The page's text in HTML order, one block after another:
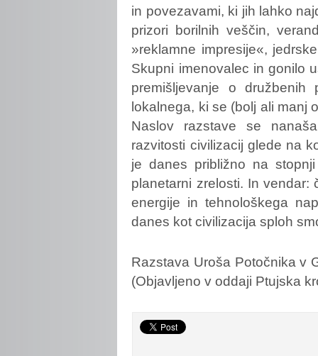
in povezavami, ki jih lahko
prizori borilnih veščin,
»reklamne impresije«,
Skupni imenovalec in gonilo
premišljevanje o družbenih
lokalnega, ki se (bolj ali manj
Naslov razstave se
razvitosti civilizacij glede na
je danes približno na
planetarni zrelosti. In vendar:
energije in tehnološkega
danes kot civilizacija sploh
Razstava Uroša Potočnika v
(Objavljeno v oddaji Ptujska